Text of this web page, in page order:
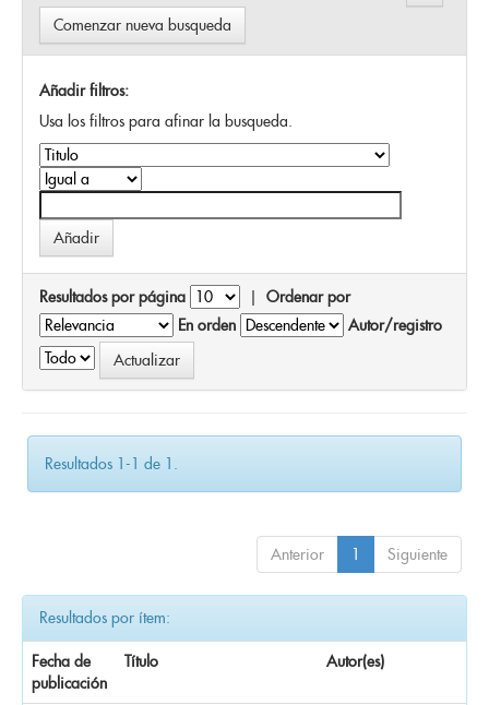
Comenzar nueva busqueda
Añadir filtros:
Usa los filtros para afinar la busqueda.
Resultados por página | Ordenar por
En orden
Autor/registro
Resultados 1-1 de 1.
Anterior 1 Siguiente
Resultados por ítem:
Fecha de
publicación
Título Autor(es)